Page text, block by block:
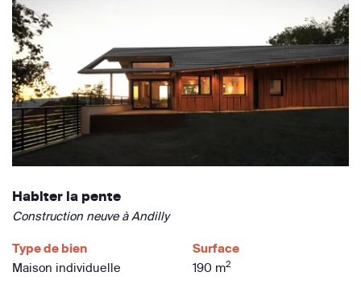
Habiter la pente
Construction neuve à Andilly
Type de bien
Maison individuelle
Surface
190 m2